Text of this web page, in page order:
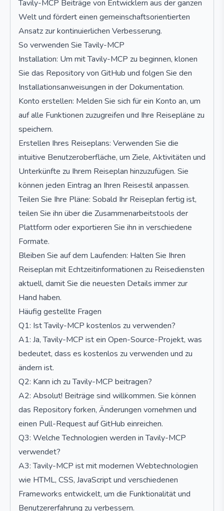
Tavily-MCP Beiträge von Entwicklern aus der ganzen
Welt und fördert einen gemeinschaftsorientierten
Ansatz zur kontinuierlichen Verbesserung.
So verwenden Sie Tavily-MCP
Installation: Um mit Tavily-MCP zu beginnen, klonen
Sie das Repository von GitHub und folgen Sie den
Installationsanweisungen in der Dokumentation.
Konto erstellen: Melden Sie sich für ein Konto an, um
auf alle Funktionen zuzugreifen und Ihre Reisepläne zu
speichern.
Erstellen Ihres Reiseplans: Verwenden Sie die
intuitive Benutzeroberfläche, um Ziele, Aktivitäten und
Unterkünfte zu Ihrem Reiseplan hinzuzufügen. Sie
können jeden Eintrag an Ihren Reisestil anpassen.
Teilen Sie Ihre Pläne: Sobald Ihr Reiseplan fertig ist,
teilen Sie ihn über die Zusammenarbeitstools der
Plattform oder exportieren Sie ihn in verschiedene
Formate.
Bleiben Sie auf dem Laufenden: Halten Sie Ihren
Reiseplan mit Echtzeitinformationen zu Reisediensten
aktuell, damit Sie die neuesten Details immer zur
Hand haben.
Häufig gestellte Fragen
Q1: Ist Tavily-MCP kostenlos zu verwenden?
A1: Ja, Tavily-MCP ist ein Open-Source-Projekt, was
bedeutet, dass es kostenlos zu verwenden und zu
ändern ist.
Q2: Kann ich zu Tavily-MCP beitragen?
A2: Absolut! Beiträge sind willkommen. Sie können
das Repository forken, Änderungen vornehmen und
einen Pull-Request auf GitHub einreichen.
Q3: Welche Technologien werden in Tavily-MCP
verwendet?
A3: Tavily-MCP ist mit modernen Webtechnologien
wie HTML, CSS, JavaScript und verschiedenen
Frameworks entwickelt, um die Funktionalität und
Benutzererfahrung zu verbessern.